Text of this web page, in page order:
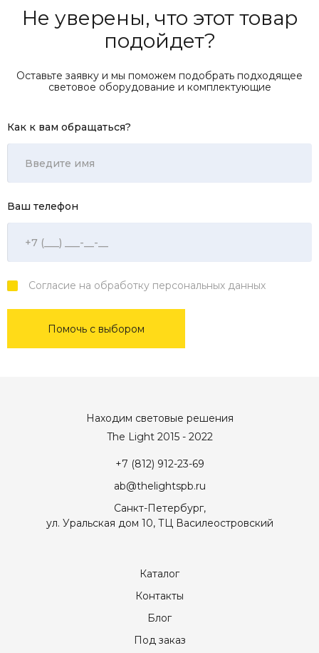
Не уверены, что этот товар
подойдет?
Оставьте заявку и мы поможем подобрать подходящее
световое оборудование и комплектующие
Как к вам обращаться?
Ваш телефон
Помочь с выбором
Согласие на обработку персональных данных
Находим световые решения
The Light 2015 - 2022
+7 (812) 912-23-69
ab@thelightspb.ru
Санкт-Петербург,
ул. Уральская дом 10, ТЦ Василеостровский
Каталог
Контакты
Блог
Под заказ